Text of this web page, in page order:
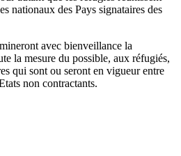
nationaux des Pays signataires des
avec bienveillance la
la mesure du possible, aux réfugiés,
qui sont ou seront en vigueur entre
non contractants.